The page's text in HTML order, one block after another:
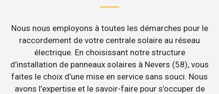
Nous nous employons à toutes les démarches pour le
raccordement de votre centrale solaire au réseau
électrique. En choisissant notre structure
d’installation de panneaux solaires à Nevers (58), vous
faites le choix d’une mise en service sans souci. Nous
avons l’expertise et le savoir-faire pour s’occuper de